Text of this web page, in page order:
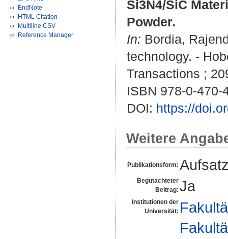
EndNote
HTML Citation
Multiline CSV
Reference Manager
Si3N4/SiC
Powder.
In: Bordia,
technology. -
Transactions ;
ISBN 978-0-470-
DOI: https://
Weitere
Publikationsform:
Begutachteter
Beitrag: Ja
Institutionen der
Universität: